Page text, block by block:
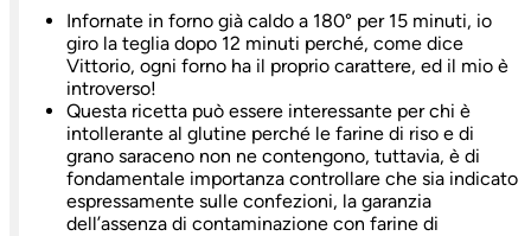
Infornate in forno già caldo a 180° per 15 minuti, io
giro la teglia dopo 12 minuti perché, come dice
Vittorio, ogni forno ha il proprio carattere, ed il mio è
introverso!
Questa ricetta può essere interessante per chi è
intollerante al glutine perché le farine di riso e di
grano saraceno non ne contengono, tuttavia, è di
fondamentale importanza controllare che sia indicato
espressamente sulle confezioni, la garanzia
dell’assenza di contaminazione con farine di